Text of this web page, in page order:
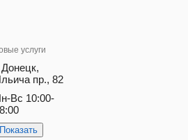
услуги
Донецк,
пр., 82
Вс 10:00-
Показать